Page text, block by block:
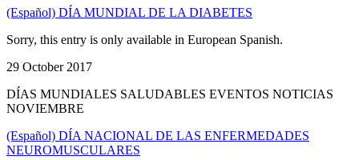
(Español) DÍA MUNDIAL DE LA DIABETES
Sorry, this entry is only available in European Spanish.
29 October 2017
DÍAS MUNDIALES SALUDABLES EVENTOS NOTICIAS
NOVIEMBRE
(Español) DÍA NACIONAL DE LAS ENFERMEDADES
NEUROMUSCULARES